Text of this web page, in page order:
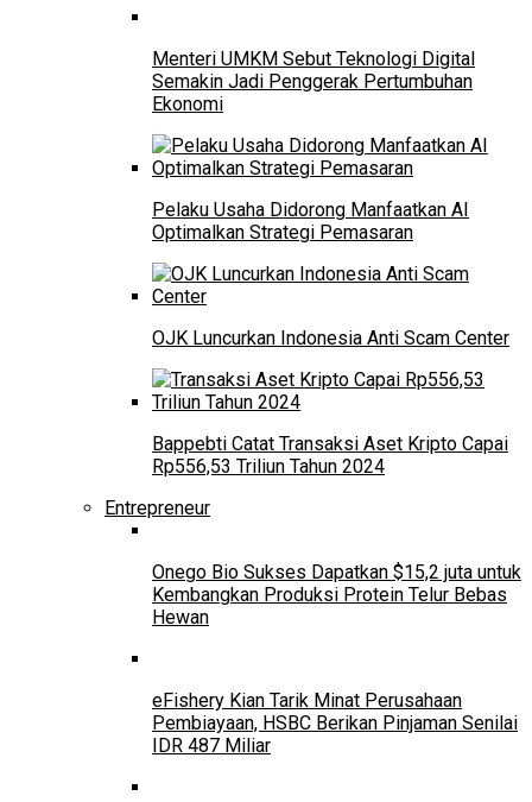
Menteri UMKM Sebut Teknologi Digital
Semakin Jadi Penggerak Pertumbuhan
Ekonomi
Pelaku Usaha Didorong Manfaatkan AI
Optimalkan Strategi Pemasaran
OJK Luncurkan Indonesia Anti Scam Center
Bappebti Catat Transaksi Aset Kripto Capai
Rp556,53 Triliun Tahun 2024
Entrepreneur
Onego Bio Sukses Dapatkan $15,2 juta untuk
Kembangkan Produksi Protein Telur Bebas
Hewan
eFishery Kian Tarik Minat Perusahaan
Pembiayaan, HSBC Berikan Pinjaman Senilai
IDR 487 Miliar